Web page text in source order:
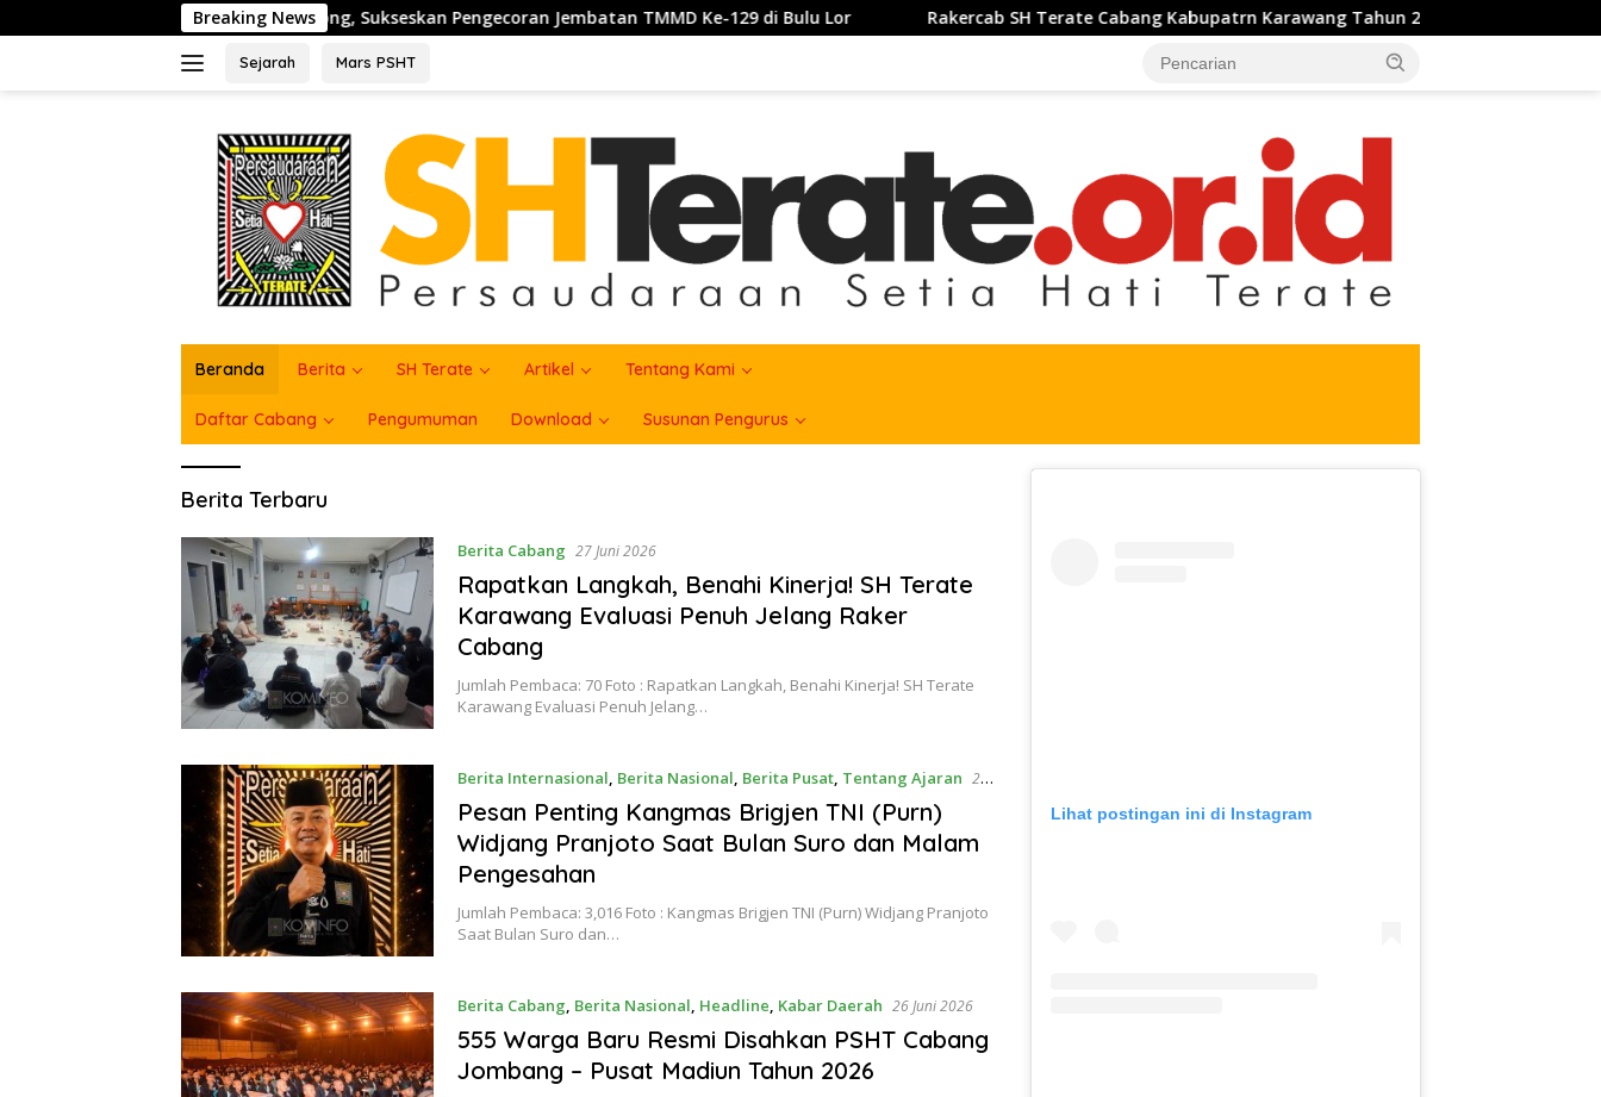
ke
Breaking News
Semangat Gotong Royong, Sukseskan Pengecoran Jembatan TMMD Ke-129 di Bulu Lor Rakercab SH Terate Cabang Kabupatrn Karawang Tahun 2026 Berjalan Lancar dan Sukses
Sejarah Mars PSHT
Beranda Berita SH Terate Artikel Tentang Kami
Daftar Cabang Pengumuman Download Susunan Pengurus
SH
Madiun
Berita Terbaru
Berita Cabang 27 Juni 2026
Rapatkan Langkah, Benahi Kinerja! SH Terate
Karawang Evaluasi Penuh Jelang Raker
Cabang
Jumlah Pembaca: 70 Foto : Rapatkan Langkah, Benahi Kinerja! SH Terate
Karawang Evaluasi Penuh Jelang…
Berita Internasional, Berita Nasional, Berita Pusat, Tentang Ajaran 27
Juni 2026
Pesan Penting Kangmas Brigjen TNI (Purn)
Widjang Pranjoto Saat Bulan Suro dan Malam
Pengesahan
Jumlah Pembaca: 3,016 Foto : Kangmas Brigjen TNI (Purn) Widjang Pranjoto
Saat Bulan Suro dan…
Berita Cabang, Berita Nasional, Headline, Kabar Daerah 26 Juni 2026
555 Warga Baru Resmi Disahkan PSHT Cabang
Jombang – Pusat Madiun Tahun 2026
Lihat postingan ini di Instagram